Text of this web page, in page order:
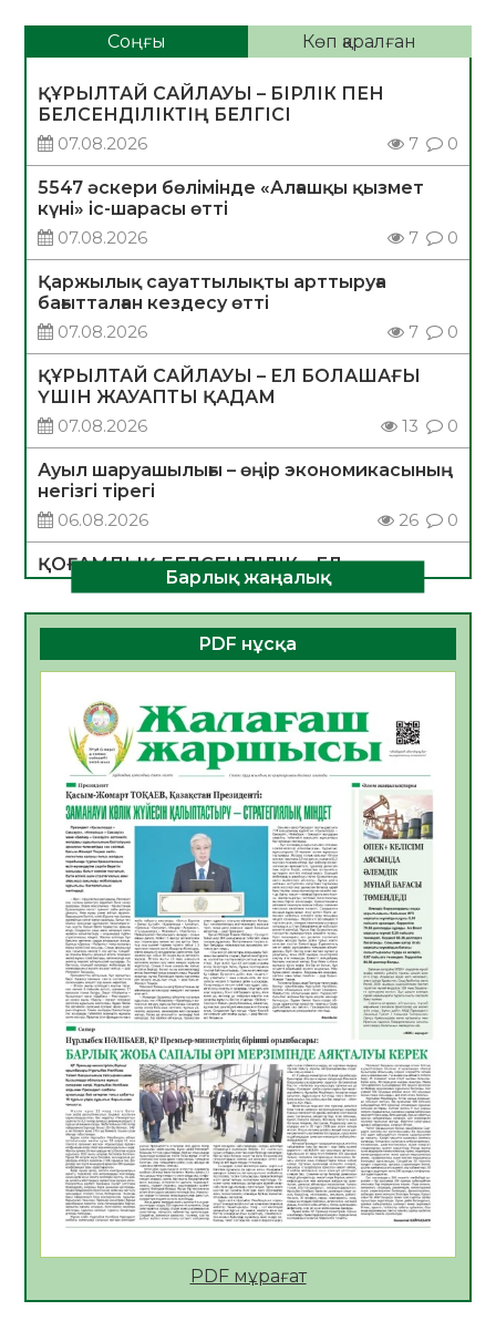
Соңғы Көп қаралған
ҚҰРЫЛТАЙ САЙЛАУЫ – БІРЛІК ПЕН
БЕЛСЕНДІЛІКТІҢ БЕЛГІСІ
07.08.2026
7 0
5547 әскери бөлімінде «Алғашқы қызмет
күні» іс-шарасы өтті
07.08.2026
7 0
Қаржылық сауаттылықты арттыруға
бағытталған кездесу өтті
07.08.2026
7 0
ҚҰРЫЛТАЙ САЙЛАУЫ – ЕЛ БОЛАШАҒЫ
ҮШІН ЖАУАПТЫ ҚАДАМ
07.08.2026
13 0
Ауыл шаруашылығы – өңір экономикасының
негізгі тірегі
06.08.2026
26 0
ҚОҒАМДЫҚ БЕЛСЕНДІЛІК – ЕЛ
ДАМУЫНЫҢ НЕГІЗІ
06.08.2026
24 0
ҚҰРЫЛТАЙ САЙЛАУЫ – БОЛАШАҚҚА
БАСТАР ЖАУАПТЫ ТАҢДАУ
06.08.2026
Инфекциялық ауруларға қарсы иммундау
жұмыстарының тиімділігі
06.08.2026
28
Көкжөтел ауруы туралы
06.08.2026
25
АПВ вакцинасы туралы мәлімет
06.08.2026
26
Open Air: Қызылорда облысы полиция
департаменті 20 мыңнан астам
көрерменнің қауіпсіздігін қамтамасыз етті
06.08.2026
38
ҚЫЗЫЛОРДАДА «САНАЛЫ ҰРПАҚ –
ЖАРҚЫН БОЛАШАҚ» АТТЫ КЕҢЕЙТІЛГЕН
МӘЖІЛІС ӨТТІ
05.08.2026
38
Қазақстан Орталық Азиядағы көшуге ең
Барлық жаңалық
PDF нұсқа
PDF мұрағат